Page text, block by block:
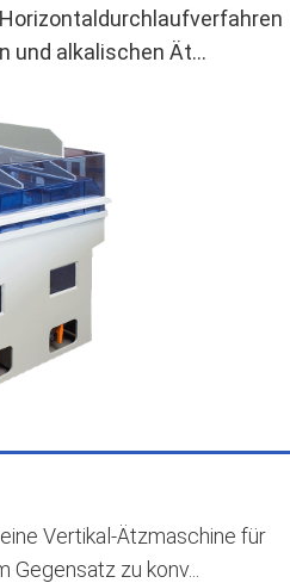
und alkalischen Ät...
Vertikal-Ätzmaschine für
zu konv...